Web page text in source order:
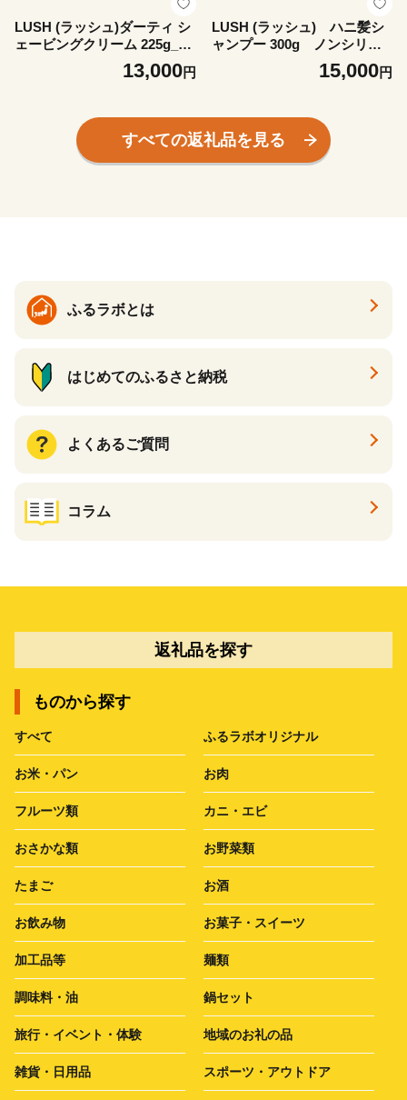
LUSH (ラッシュ)ダーティ シ
ェービングクリーム 225g_L
USH ラッシュ ダーティ シェ
ービング クリーム コスメ ス
13,000円
LUSH (ラッシュ) ハニ髪シ
ャンプー 300g ノンシリコ
15,000円
すべての返礼品を見る
ふるラボとは
はじめてのふるさと納税
よくあるご質問
コラム
返礼品を探す
ものから探す
すべて ふるラボオリジナル
お米・パン お肉
フルーツ類 カニ・エビ
おさかな類 お野菜類
たまご お酒
お飲み物 お菓子・スイーツ
加工品等 麺類
調味料・油 鍋セット
旅行・イベント・体験 地域のお礼の品
雑貨・日用品 スポーツ・アウトドア